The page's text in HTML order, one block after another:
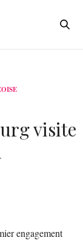
visite
engagement